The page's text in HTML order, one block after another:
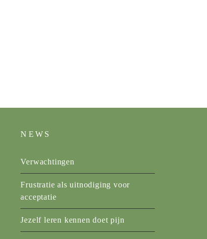
NEWS
Verwachtingen
Frustratie als uitnodiging voor
acceptatie
Jezelf leren kennen doet pijn